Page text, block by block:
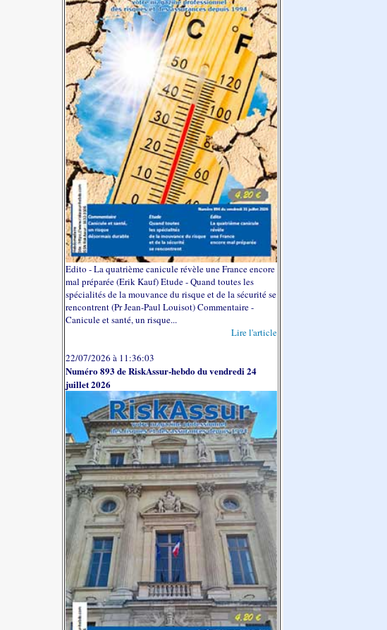
Edito - La quatrième canicule révèle une France encore
mal préparée (Erik Kauf) Etude - Quand toutes les
spécialités de la mouvance du risque et de la sécurité se
rencontrent (Pr Jean-Paul Louisot) Commentaire -
Canicule et santé, un risque...
Lire l'article
22/07/2026 à 11:36:03
Numéro 893 de RiskAssur-hebdo du vendredi 24
juillet 2026